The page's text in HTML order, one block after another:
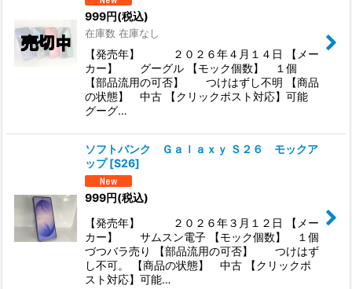
999円(税込)
在庫数 在庫なし
【発売年】 ２０２６年４月１４日 【メー
カー】 グーグル 【モック個数】 １個
【部品流用の可否】 つけはずし不明 【商品
の状態】 中古 【クリックポスト対応】可能
グーグ…
ソフトバンク Ｇａｌａｘｙ Ｓ２６ モックア
ップ [S26]
999円(税込)
【発売年】 ２０２６年３月１２日 【メー
カー】 サムスン電子 【モック個数】 １個
づつバラ売り 【部品流用の可否】 つけはず
し不可。 【商品の状態】 中古 【クリックポ
スト対応】可能…